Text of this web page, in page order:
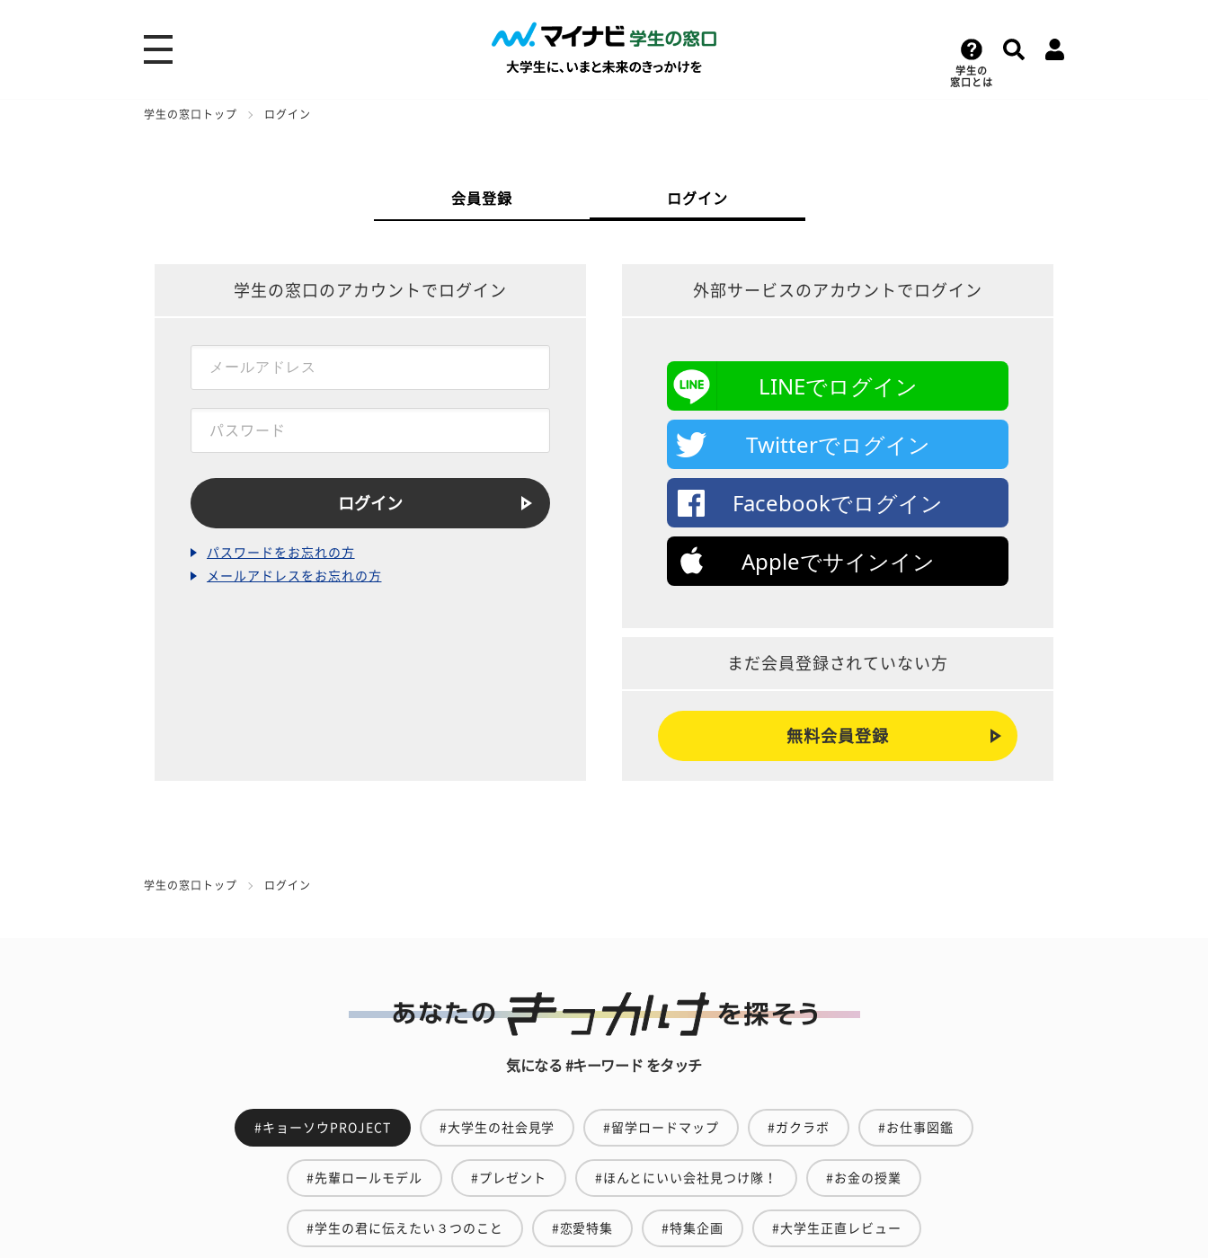
学生の
窓口とは
学生の窓口トップ ログイン
会員登録 ログイン
学生の窓口のアカウントでログイン
パスワードをお忘れの方
メールアドレスをお忘れの方
外部サービスのアカウントでログイン
LINEでログイン
Twitterでログイン
Facebookでログイン
Appleでサインイン
まだ会員登録されていない方
無料会員登録
学生の窓口トップ ログイン
気になる #キーワード をタッチ
#キョーソウPROJECT #大学生の社会見学 #留学ロードマップ #ガクラボ #お仕事図鑑
#先輩ロールモデル #プレゼント #ほんとにいい会社見つけ隊！ #お金の授業
#学生の君に伝えたい３つのこと #恋愛特集 #特集企画 #大学生正直レビュー